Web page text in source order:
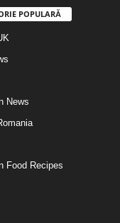
POPULARĂ
News
Food Recipes